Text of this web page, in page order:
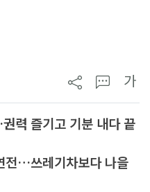
가
력 즐기고 기분 내다 끝
전…쓰레기차보다 나을